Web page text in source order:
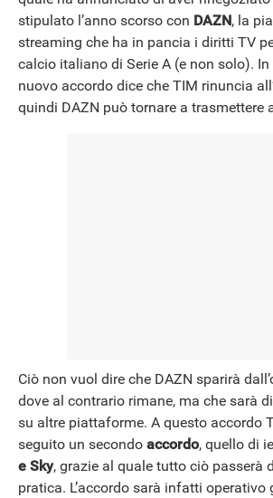
stipulato l’anno scorso con DAZN, la
streaming che ha in pancia i diritti TV
calcio italiano di Serie A (e non solo). In
nuovo accordo dice che TIM rinuncia
quindi DAZN può tornare a trasmettere
Ciò non vuol dire che DAZN sparirà
dove al contrario rimane, ma che sarà
su altre piattaforme. A questo accordo
seguito un secondo accordo, quello di
e Sky, grazie al quale tutto ciò passerà
pratica. L’accordo sarà infatti operativo